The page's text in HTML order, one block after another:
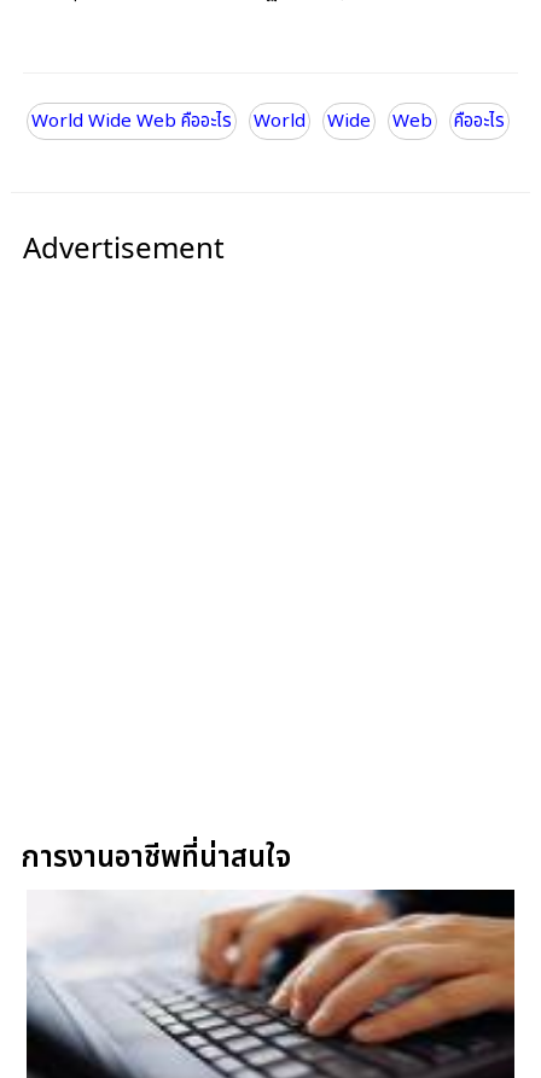
World Wide Web คืออะไร World Wide Web คืออะไร
Advertisement
การงานอาชีพที่น่าสนใจ